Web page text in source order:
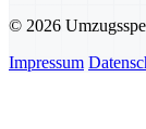
© 2026
Impressum